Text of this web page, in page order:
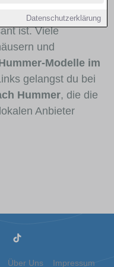
Datenschutzerklärung
für welche
ist. Viele
und
Modelle im
gelangst du bei
Hummer, die die
Anbieter
Über Uns Impressum